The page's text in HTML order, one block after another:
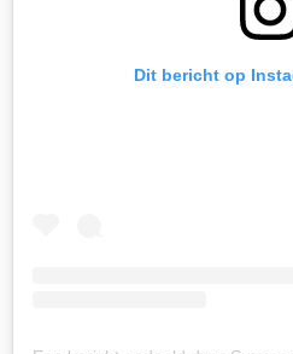
Dit bericht op